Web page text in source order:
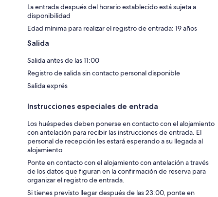
La entrada después del horario establecido está sujeta a
disponibilidad
Edad mínima para realizar el registro de entrada: 19 años
Salida
Salida antes de las 11:00
Registro de salida sin contacto personal disponible
Salida exprés
Instrucciones especiales de entrada
Los huéspedes deben ponerse en contacto con el alojamiento
con antelación para recibir las instrucciones de entrada. El
personal de recepción les estará esperando a su llegada al
alojamiento.
Ponte en contacto con el alojamiento con antelación a través
de los datos que figuran en la confirmación de reserva para
organizar el registro de entrada.
Si tienes previsto llegar después de las 23:00, ponte en